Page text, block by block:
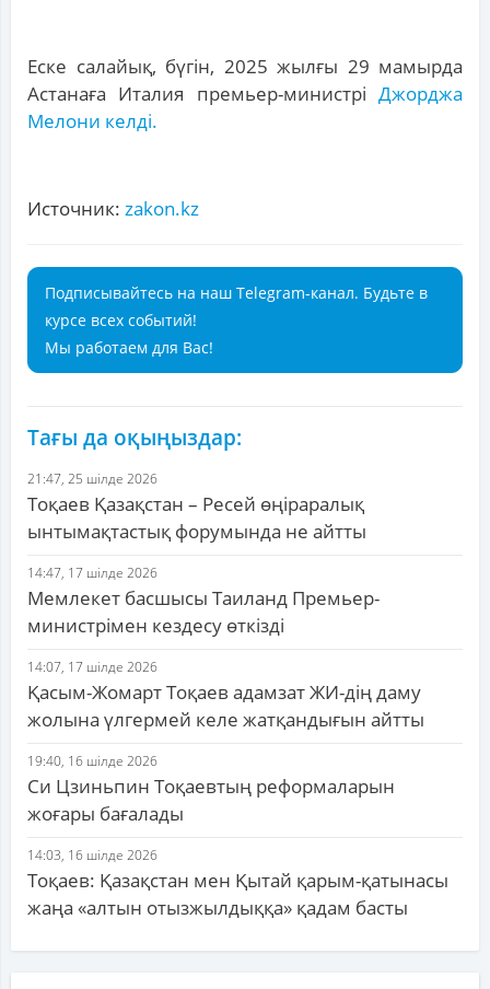
Еске салайық, бүгін, 2025 жылғы 29 мамырда
Астанаға Италия премьер-министрі Джорджа
Мелони келді.
Источник: zakon.kz
Подписывайтесь на наш Telegram-канал. Будьте в
курсе всех событий!
Мы работаем для Вас!
Тағы да оқыңыздар:
21:47, 25 шілде 2026
Тоқаев Қазақстан – Ресей өңіраралық
ынтымақтастық форумында не айтты
14:47, 17 шілде 2026
Мемлекет басшысы Таиланд Премьер-
министрімен кездесу өткізді
14:07, 17 шілде 2026
Қасым-Жомарт Тоқаев адамзат ЖИ-дің даму
жолына үлгермей келе жатқандығын айтты
19:40, 16 шілде 2026
Си Цзиньпин Тоқаевтың реформаларын
жоғары бағалады
14:03, 16 шілде 2026
Тоқаев: Қазақстан мен Қытай қарым-қатынасы
жаңа «алтын отызжылдыққа» қадам басты